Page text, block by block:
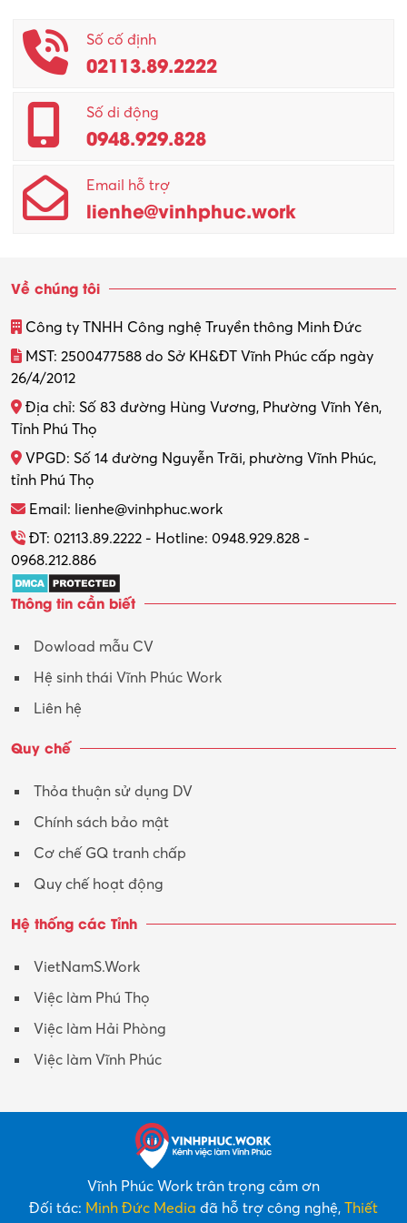
Phục vụ khác
Promotion Girl (PG)
Quản lý – Giám đốc
Quản lý chất lượng – QC
Quản lý sản xuất
Quản trị kinh doanh
Thiết kế nội thất
Thợ máy – Ô tô – Xe máy
Thực tập
Tổ chức sự kiện – Quà tặng
Trợ lý
Tư vấn
Tư vấn – Kiến trúc
Y tế-Dược
Số cố định
02113.89.2222
Số di động
0948.929.828
Email hỗ trợ
lienhe@vinhphuc.work
Về chúng tôi
Công ty TNHH Công nghệ Truyền thông Minh Đức
MST: 2500477588 do Sở KH&ĐT Vĩnh Phúc cấp ngày
26/4/2012
Địa chỉ: Số 83 đường Hùng Vương, Phường Vĩnh Yên,
Tỉnh Phú Thọ
VPGD: Số 14 đường Nguyễn Trãi, phường Vĩnh Phúc,
tỉnh Phú Thọ
Email: lienhe@vinhphuc.work
ĐT: 02113.89.2222 - Hotline: 0948.929.828 -
0968.212.886
Thông tin cần biết
Dowload mẫu CV
Hệ sinh thái Vĩnh Phúc Work
Liên hệ
Quy chế
Thỏa thuận sử dụng DV
Chính sách bảo mật
Cơ chế GQ tranh chấp
Quy chế hoạt động
Hệ thống các Tỉnh
VietNamS.Work
Việc làm Phú Thọ
Việc làm Hải Phòng
Việc làm Vĩnh Phúc
Vĩnh Phúc Work trân trọng cảm ơn
Đối tác: Minh Đức Media đã hỗ trợ công nghệ, Thiết